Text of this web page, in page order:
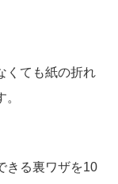
くても紙の折れ
きる裏ワザを10